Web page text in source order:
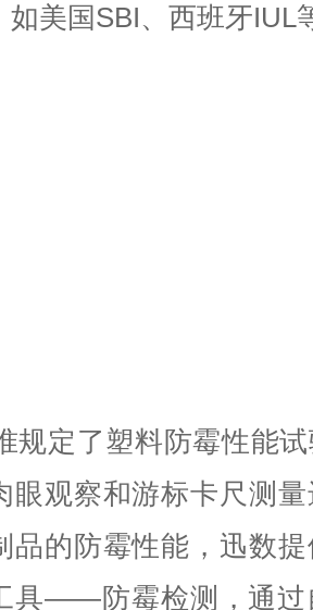
如美国SBI、西班牙IUL
定了塑料防霉性能
眼观察和游标卡尺测
品的防霉性能，迅数
具——防霉检测，通过